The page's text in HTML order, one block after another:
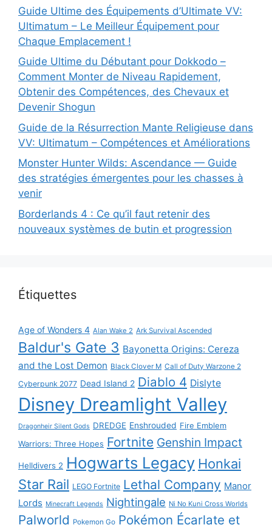
Guide Ultime des Équipements d’Ultimate VV:
Ultimatum – Le Meilleur Équipement pour
Chaque Emplacement !
Guide Ultime du Débutant pour Dokkodo –
Comment Monter de Niveau Rapidement,
Obtenir des Compétences, des Chevaux et
Devenir Shogun
Guide de la Résurrection Mante Religieuse dans
VV: Ultimatum – Compétences et Améliorations
Monster Hunter Wilds: Ascendance — Guide
des stratégies émergentes pour les chasses à
venir
Borderlands 4 : Ce qu’il faut retenir des
nouveaux systèmes de butin et progression
Étiquettes
Age of Wonders 4 Alan Wake 2 Ark Survival Ascended
Baldur's Gate 3 Bayonetta Origins: Cereza
and the Lost Demon Black Clover M Call of Duty Warzone 2
Cyberpunk 2077 Dead Island 2 Diablo 4 Dislyte
Disney Dreamlight Valley
Dragonheir Silent Gods DREDGE Enshrouded Fire Emblem
Warriors: Three Hopes Fortnite Genshin Impact
Helldivers 2 Hogwarts Legacy Honkai
Star Rail LEGO Fortnite Lethal Company Manor
Lords Minecraft Legends Nightingale Ni No Kuni Cross Worlds
Palworld Pokemon Go Pokémon Écarlate et